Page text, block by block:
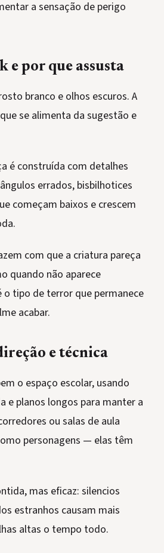
a sensação de perigo
e por que assusta
branco e olhos escuros. A
se alimenta da sugestão e
é construída com detalhes
errados, bisbilhotices
começam baixos e crescem
com que a criatura pareça
quando não aparece
o tipo de terror que permanece
acabar.
e técnica
o espaço escolar, usando
e planos longos para manter a
ou salas de aula
personagens — elas têm
mas eficaz: silencios
estranhos causam mais
altas o tempo todo.